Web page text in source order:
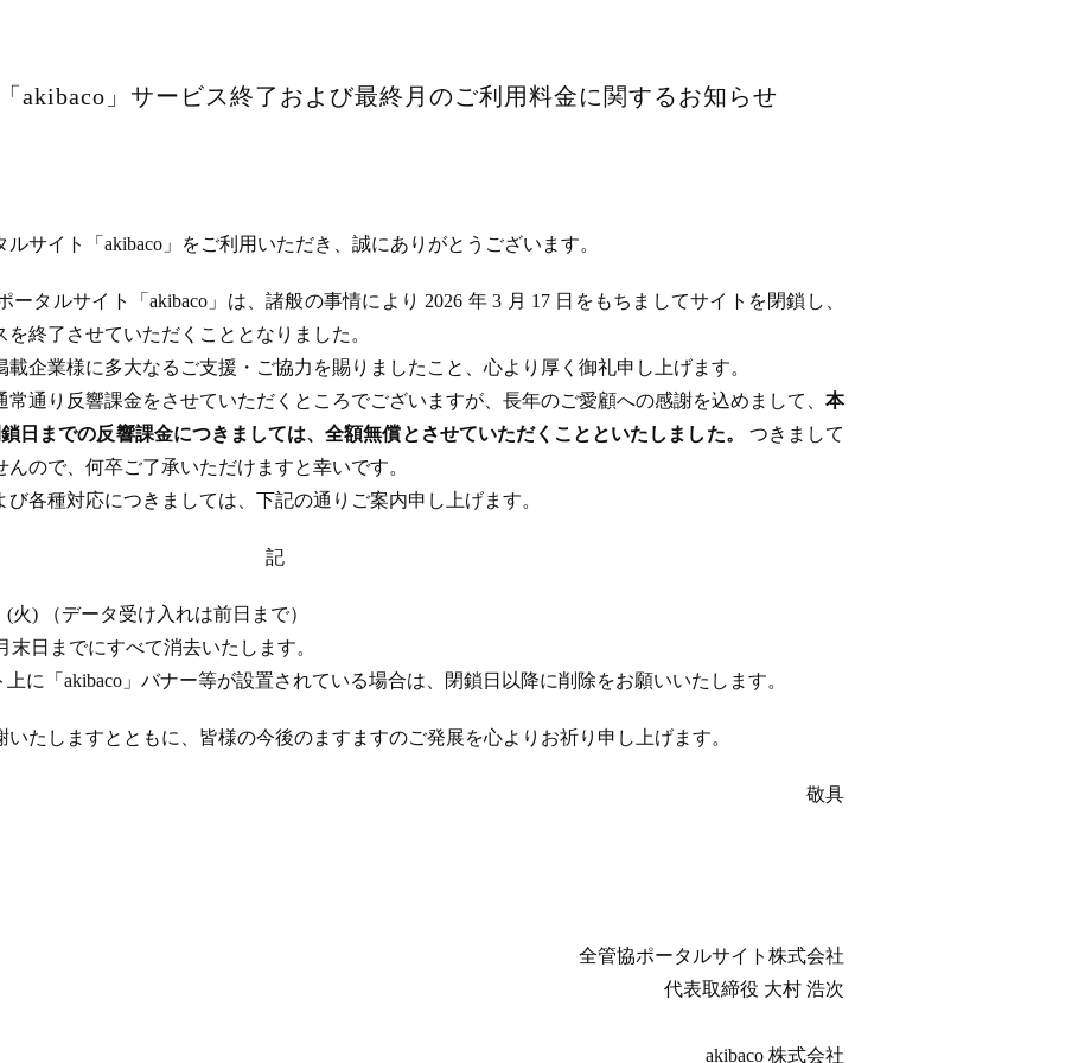
akibaco」サービス終了および最終月のご利用料金に関するお知らせ
サイト「akibaco」をご利用いただき、誠にありがとうございます。
タルサイト「akibaco」は、諸般の事情により 2026 年 3 月 17 日をもちましてサイトを閉鎖し、
終了させていただくこととなりました。
企業様に多大なるご支援・ご協力を賜りましたこと、心より厚く御礼申し上げます。
通り反響課金をさせていただくところでございますが、長年のご愛顧への感謝を込めまして、 本
日までの反響課金につきましては、全額無償とさせていただくことといたしました。 つきまして
ので、何卒ご了承いただけますと幸いです。
各種対応につきましては、下記の通りご案内申し上げます。
記
(火) （データ受け入れは前日まで）
末日までにすべて消去いたします。
上に「akibaco」バナー等が設置されている場合は、閉鎖日以降に削除をお願いいたします。
たしますとともに、皆様の今後のますますのご発展を心よりお祈り申し上げます。
敬具
全管協ポータルサイト株式会社
代表取締役 大村 浩次
akibaco 株式会社